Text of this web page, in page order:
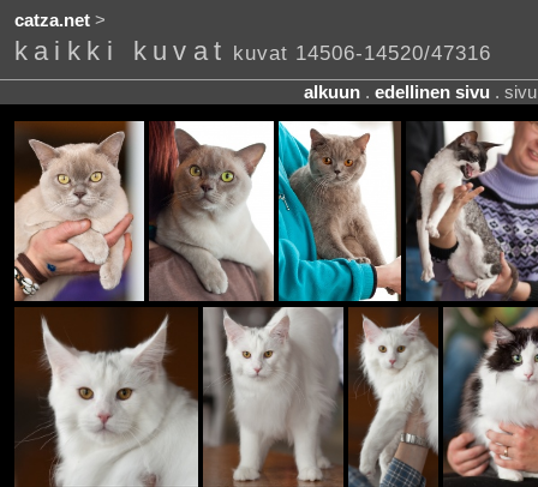
catza.net>
kaikki kuvat kuvat 14506-14520/47316
alkuun . edellinen sivu .